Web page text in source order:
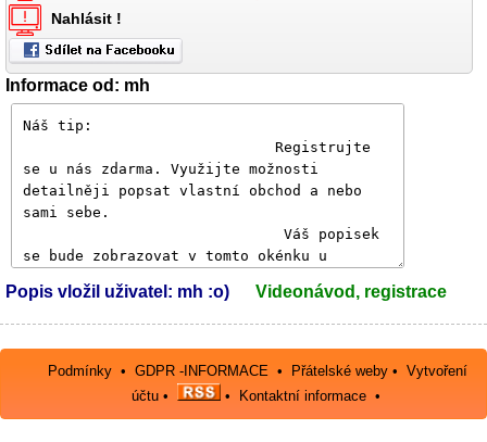
Nahlásit !
Informace od: mh
Popis vložil uživatel: mh :o) Videonávod, registrace
Podmínky •GDPR -INFORMACE • Přátelské weby •Vytvoření
účtu• • Kontaktní informace•